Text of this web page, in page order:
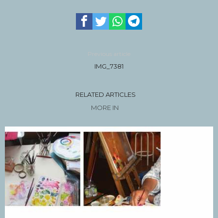
Previous article
IMG_7381
RELATED ARTICLES
MORE IN